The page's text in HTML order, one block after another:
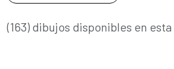
(163) dibujos disponibles en